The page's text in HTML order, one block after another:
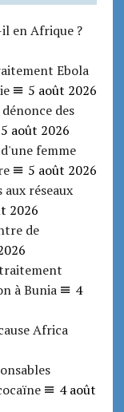
en Afrique ?
Ebola
5 août 2026
des
5 août 2026
femme
5 août 2026
aux réseaux
2026
de
à Bunia
4
Africa
4 août